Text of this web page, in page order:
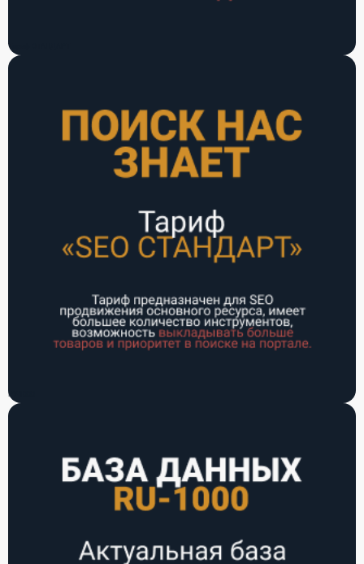
Тариф СТАНДАРТ
РУ-1000